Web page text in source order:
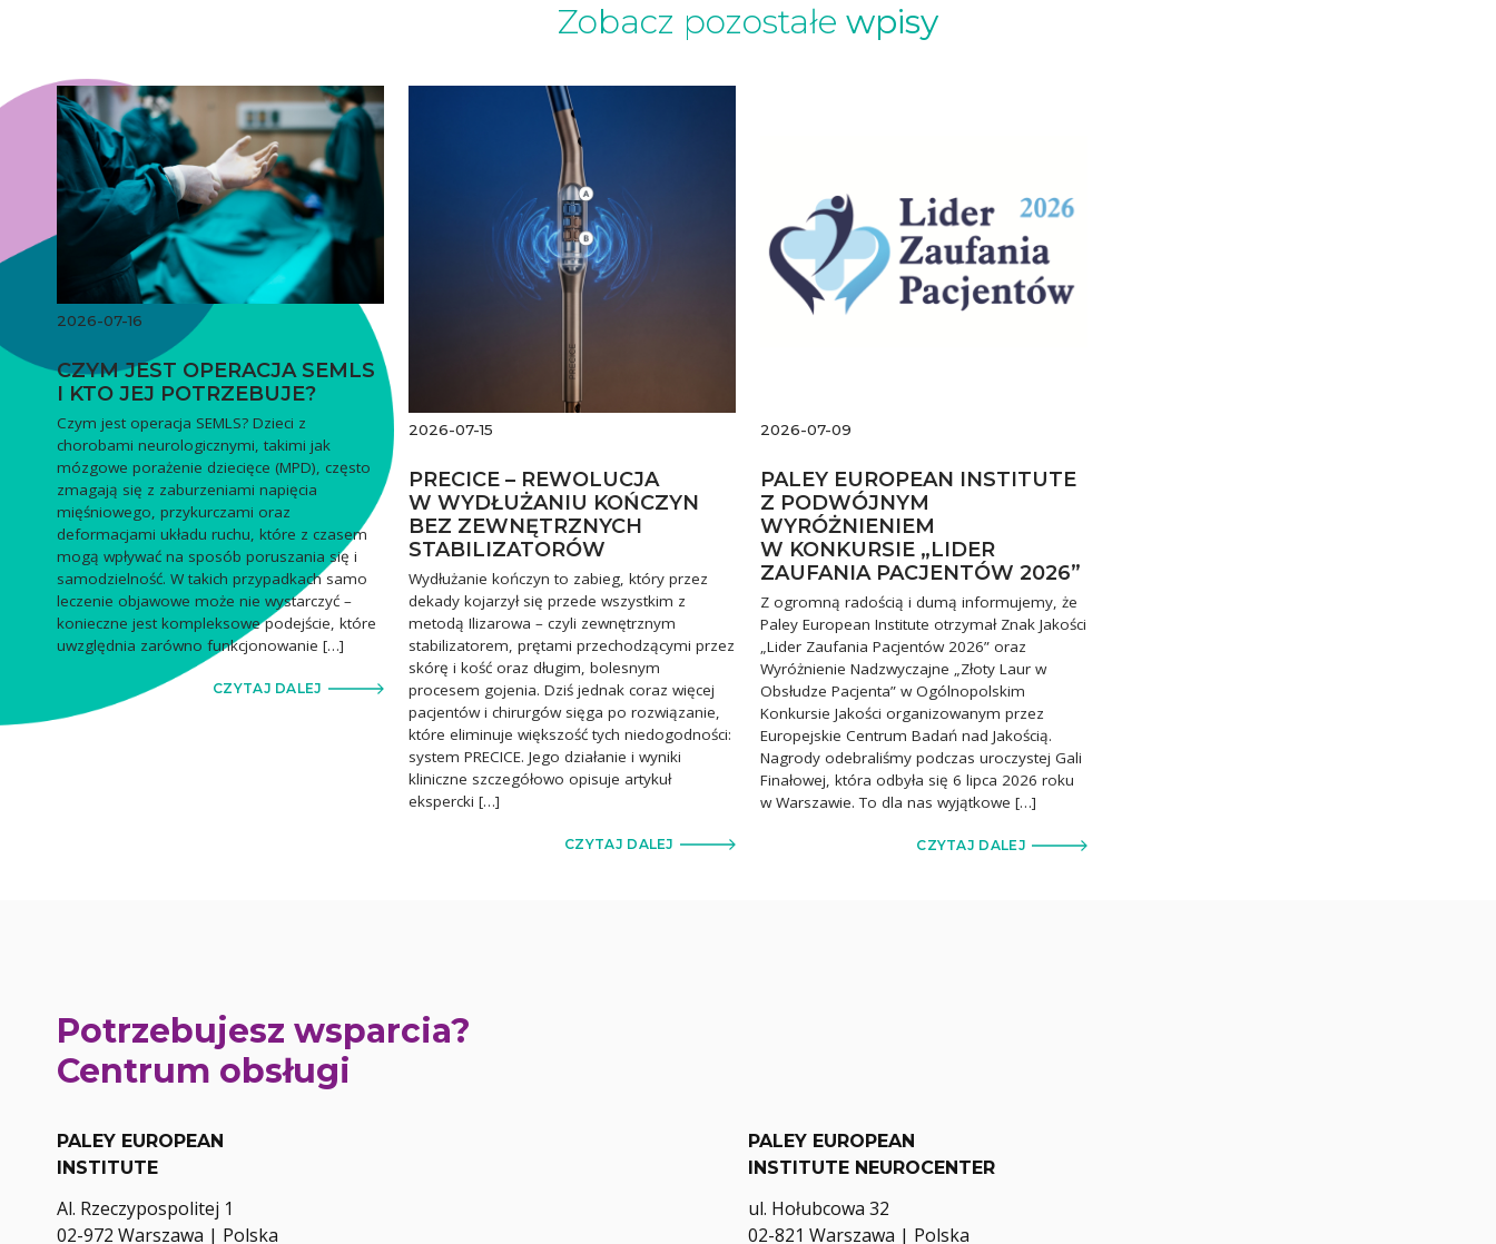
Zobacz pozostałe wpisy
2026-07-16
CZYM JEST OPERACJA SEMLS
I KTO JEJ POTRZEBUJE?
Czym jest operacja SEMLS? Dzieci z
chorobami neurologicznymi, takimi jak
mózgowe porażenie dziecięce (MPD), często
zmagają się z zaburzeniami napięcia
mięśniowego, przykurczami oraz
deformacjami układu ruchu, które z czasem
mogą wpływać na sposób poruszania się i
samodzielność. W takich przypadkach samo
leczenie objawowe może nie wystarczyć –
konieczne jest kompleksowe podejście, które
uwzględnia zarówno funkcjonowanie […]
CZYTAJ DALEJ
2026-07-15
PRECICE – REWOLUCJA
W WYDŁUŻANIU KOŃCZYN
BEZ ZEWNĘTRZNYCH
STABILIZATORÓW
Wydłużanie kończyn to zabieg, który przez
dekady kojarzył się przede wszystkim z
metodą Ilizarowa – czyli zewnętrznym
stabilizatorem, prętami przechodzącymi przez
skórę i kość oraz długim, bolesnym
procesem gojenia. Dziś jednak coraz więcej
pacjentów i chirurgów sięga po rozwiązanie,
które eliminuje większość tych niedogodności:
system PRECICE. Jego działanie i wyniki
kliniczne szczegółowo opisuje artykuł
ekspercki […]
CZYTAJ DALEJ
2026-07-09
PALEY EUROPEAN INSTITUTE
Z PODWÓJNYM
WYRÓŻNIENIEM
W KONKURSIE „LIDER
ZAUFANIA PACJENTÓW 2026”
Z ogromną radością i dumą informujemy, że
Paley European Institute otrzymał Znak Jakości
„Lider Zaufania Pacjentów 2026” oraz
Wyróżnienie Nadzwyczajne „Złoty Laur w
Obsłudze Pacjenta” w Ogólnopolskim
Konkursie Jakości organizowanym przez
Europejskie Centrum Badań nad Jakością.
Nagrody odebraliśmy podczas uroczystej Gali
Finałowej, która odbyła się 6 lipca 2026 roku
w Warszawie. To dla nas wyjątkowe […]
CZYTAJ DALEJ
Potrzebujesz wsparcia?
Centrum obsługi
PALEY EUROPEAN
INSTITUTE
Al. Rzeczypospolitej 1
02-972 Warszawa | Polska
PALEY EUROPEAN
INSTITUTE NEUROCENTER
ul. Hołubcowa 32
02-821 Warszawa | Polska